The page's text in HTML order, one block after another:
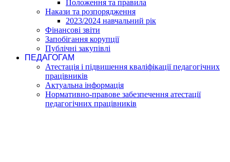
Положення та правила
Накази та розпорядження
2023/2024 навчальний рік
Фінансові звіти
Запобігання корупції
Публічні закупівлі
ПЕДАГОГАМ
Атестація і підвишення кваліфікації педагогічних
працівників
Актуальна інформація
Нормативно-правове забезпечення атестації
педагогічних працівників